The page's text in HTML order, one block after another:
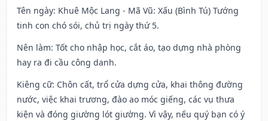
Tên ngày: Khuê Mộc Lang - Mã Vũ: Xấu (Bình Tú) Tướng
tinh con chó sói, chủ trị ngày thứ 5.
Nên làm: Tốt cho nhập học, cắt áo, tạo dựng nhà phòng
hay ra đi cầu công danh.
Kiêng cữ: Chôn cất, trổ cửa dựng cửa, khai thông đường
nước, việc khai trương, đào ao móc giếng, các vụ thưa
kiện và đóng giường lót giường. Vì vậy, nếu quý bạn có ý